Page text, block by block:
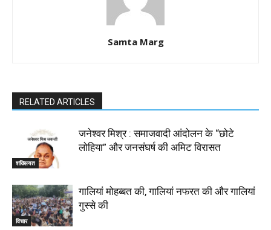
Samta Marg
RELATED ARTICLES
शख्सियत
जनेश्वर मिश्र : समाजवादी आंदोलन के “छोटे
लोहिया” और जनसंघर्ष की अमिट विरासत
विचार
गालियां मोहब्बत की, गालियां नफरत की और गालियां
गुस्से की